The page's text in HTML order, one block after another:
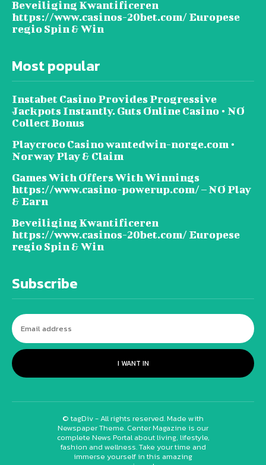
Beveiliging Kwantificeren
https://www.casinos-20bet.com/ Europese
regio Spin & Win
Most popular
Instabet Casino Provides Progressive
Jackpots Instantly. Guts Online Casino • NO
Collect Bonus
Playcroco Casino wantedwin-norge.com •
Norway Play & Claim
Games With Offers With Winnings
https://www.casino-powerup.com/ – NO Play
& Earn
Beveiliging Kwantificeren
https://www.casinos-20bet.com/ Europese
regio Spin & Win
Subscribe
I WANT IN
© tagDiv - All rights reserved. Made with
Newspaper Theme. Center Magazine is our
complete News Portal about living, lifestyle,
fashion and wellness. Take your time and
immerse yourself in this amazing